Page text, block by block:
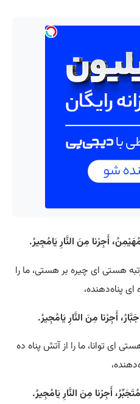
أَجِرْنا مِنَ النَّارِ يَامُجِيرُ.
هستی‌ ای چیره بر هستی، ما را
ای پناه‌دهنده،
أَجِرْنا مِنَ النَّارِ يَامُجِيرُ.
ای توانا، ما را از آتش پناه ده
أَجِرْنا مِنَ النَّارِ يَامُجِيرُ.